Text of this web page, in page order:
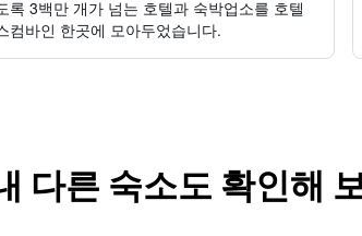
록 3백만 개가 넘는 호텔과 숙박업소를 호텔
컴바인 한곳에 모아두었습니다.
다른 숙소도 확인해